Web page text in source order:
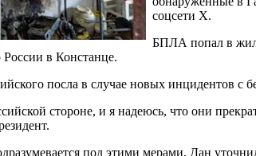
соцсети Х.
БПЛА попал в
России в Констанце.
посла в случае новых инцидентов с
стороне, и я надеюсь, что они
под этими мерами, Дан